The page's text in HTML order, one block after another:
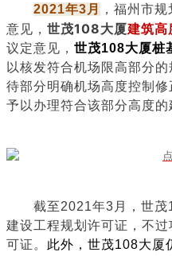
2021年3月 ，福州市
意见， 世茂108大厦建筑
议定意见， 世茂108大厦桩
以核发符合机场限高部分
待部分明确机场高度控制
予以办理符合该部分高度的
截至2021年3月，世
建设工程规划许可证，不
可证。 此外，世茂108大厦